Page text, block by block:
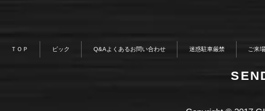
ＴＯＰ ピック Q&Aよくあるお問い合わせ 迷惑駐車厳禁 ご来